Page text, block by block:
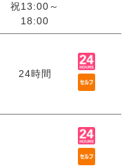
祝13:00～
18:00
24時間